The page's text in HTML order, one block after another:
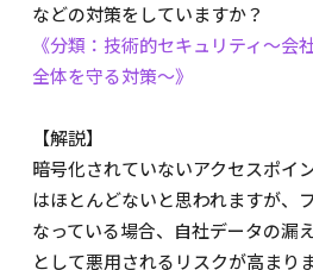
などの対策をしていますか？
《分類：技術的セキュリティ～会
全体を守る対策～》
【解説】
暗号化されていないアクセスポイ
はほとんどないと思われますが、
なっている場合、自社データの漏
として悪用されるリスクが高まりま